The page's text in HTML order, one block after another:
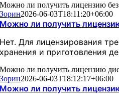
Можно ли получить лицензию
Зорин2026-06-03T18:11:20+06:00
Можно ли получить
Нет. Для лицензирования
хранения и приготовления
Можно ли получить лицензию
Зорин2026-06-03T18:12:17+06:00
Можно ли получить